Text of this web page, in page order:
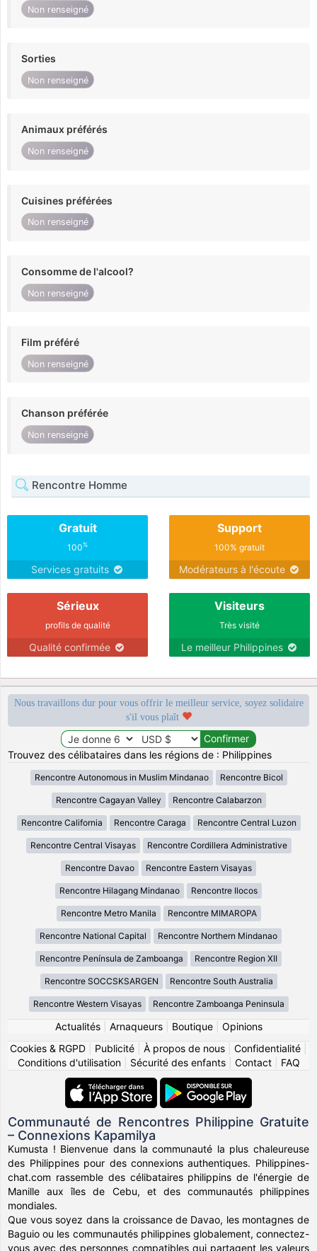
Non renseigné
Sorties
Non renseigné
Animaux préférés
Non renseigné
Cuisines préférées
Non renseigné
Consomme de l'alcool?
Non renseigné
Film préféré
Non renseigné
Chanson préférée
Non renseigné
Rencontre Homme
Gratuit
100%
Services gratuits
Support
100% gratuit
Modérateurs à l'écoute
Sérieux
profils de qualité
Qualité confirmée
Visiteurs
Très visité
Le meilleur Philippines
Nous travaillons dur pour vous offrir le meilleur service, soyez solidaire
s'il vous plaît
Trouvez des célibataires dans les régions de : Philippines
Rencontre Autonomous in Muslim Mindanao Rencontre Bicol
Rencontre Cagayan Valley Rencontre Calabarzon
Rencontre California Rencontre Caraga Rencontre Central Luzon
Rencontre Central Visayas Rencontre Cordillera Administrative
Rencontre Davao Rencontre Eastern Visayas
Rencontre Hilagang Mindanao Rencontre Ilocos
Rencontre Metro Manila Rencontre MIMAROPA
Rencontre National Capital Rencontre Northern Mindanao
Rencontre Península de Zamboanga Rencontre Region XII
Rencontre SOCCSKSARGEN Rencontre South Australia
Rencontre Western Visayas Rencontre Zamboanga Peninsula
Actualités| Arnaqueurs| Boutique| Opinions
Cookies & RGPD
Publicité À propos de nous Confidentialité
Conditions d'utilisation| Sécurité des enfants| Contact| FAQ
Communauté de Rencontres Philippine Gratuite
– Connexions Kapamilya
Kumusta ! Bienvenue dans la communauté la plus chaleureuse
des Philippines pour des connexions authentiques. Philippines-
chat.com rassemble des célibataires philippins de l'énergie de
Manille aux îles de Cebu, et des communautés philippines
mondiales.
Que vous soyez dans la croissance de Davao, les montagnes de
Baguio ou les communautés philippines globalement, connectez-
vous avec des personnes compatibles qui partagent les valeurs